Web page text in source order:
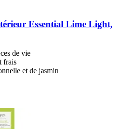
Essential Lime Light,
de vie
frais
et de jasmin